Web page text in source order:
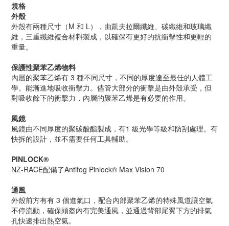
規格
外殼
外殼有兩種尺寸（M 和 L），由凱夫拉爾纖維、碳纖維和玻璃纖
維，三重纖維複合材料製成，以確保有更好的抗衝擊性和更輕的
重量。
保護性聚苯乙烯物料
內層的聚苯乙烯有 3 種不同尺寸，不同的厚度達至最佳的人體工
學。能漸進地吸收衝擊力。儘管大部分的衝擊是由外殼承受，但
對吸收餘下的衝擊力，內層的聚苯乙烯是有必要的作用。
風鏡
風鏡由不同厚度的聚碳酸酯製成，有1 級光學等級和防刮處理。有
快拆的設計，並不需要任何工具輔助。
PINLOCK®
NZ-RACE配備了Antifog Pinlock® Max Vision 70
通風
外殼前方有有 3 個進氣口，配合內部聚苯乙烯的特殊風道讓空氣
不停流動，確保頭盔內有完美通風，並通過背部尾翼下方的排氣
孔快速排出熱空氣。